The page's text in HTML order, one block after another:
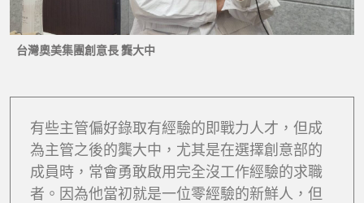
台灣奧美集團創意長 龔大中
有些主管偏好錄取有經驗的即戰力人才，但成
為主管之後的龔大中，尤其是在選擇創意部的
成員時，常會勇敢啟用完全沒工作經驗的求職
者。因為他當初就是一位零經驗的新鮮人，但